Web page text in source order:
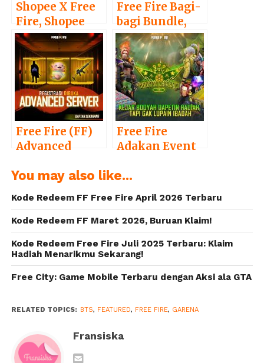
Shopee X Free
Fire, Shopee
Berikan Koin
20 Ribu Gratis
untuk Pemain
Free Fire, Ini
Syaratnya!
Free Fire Bagi-
bagi Bundle,
Pet, dan Skin
Gratis, Ini
Caranya!
Free Fire (FF)
Advanced
Buka
Berikut Cara
Daftarnya
Free Fire
Adakan Event
Lebaran,
Diamond
Gratis dan
Diskon Hingga
90%
You may also like...
Kode Redeem FF Free Fire April 2026 Terbaru
Kode Redeem FF Maret 2026, Buruan Klaim!
Kode Redeem Free Fire Juli 2025 Terbaru: Klaim
Hadiah Menarikmu Sekarang!
Free City: Game Mobile Terbaru dengan Aksi ala GTA
RELATED TOPICS: BTS, FEATURED, FREE FIRE, GARENA
Fransiska